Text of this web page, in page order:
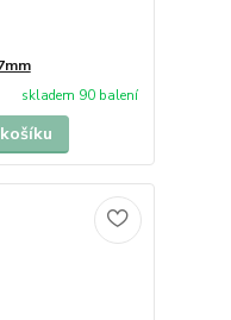
skladem 90 balení